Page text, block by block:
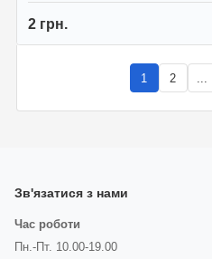
2 грн.
1 2
Зв'язатися з нами
Час роботи
Пн.-Пт. 10.00-19.00